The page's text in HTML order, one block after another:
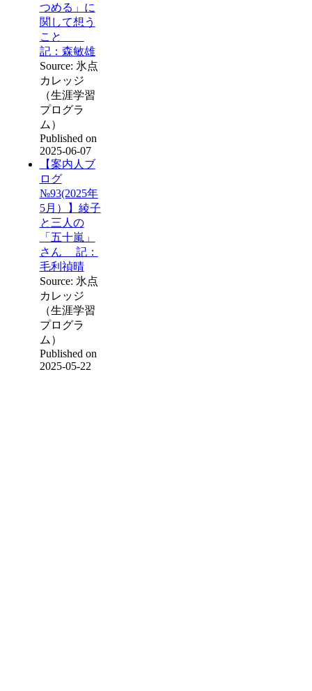
つめる」に
関して想う
こと
記：森敏雄
Source: 氷点
カレッジ
（生涯学習
プログラ
ム）
Published on
2025-06-07
【案内人ブ
ログ
№93(2025年
5月）】綾子
と三人の
「五十嵐」
さん 記：
毛利禎晴
Source: 氷点
カレッジ
（生涯学習
プログラ
ム）
Published on
2025-05-22